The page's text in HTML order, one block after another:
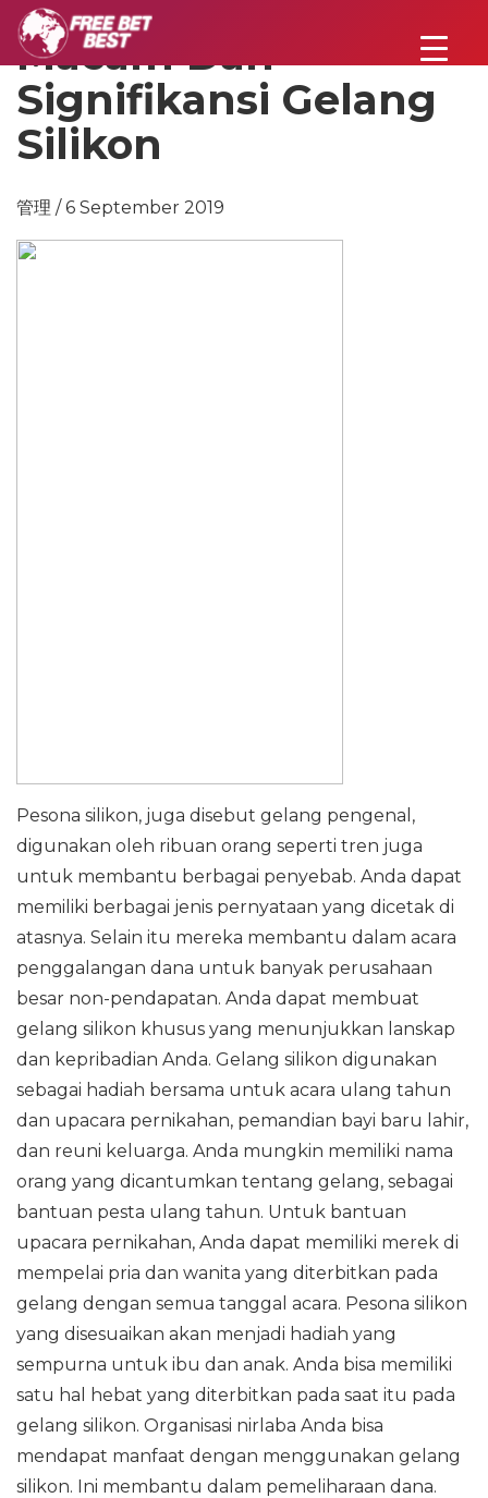
Macam Dan
Signifikansi Gelang
Silikon
管理 / 6 September 2019
Pesona silikon, juga disebut gelang pengenal,
digunakan oleh ribuan orang seperti tren juga
untuk membantu berbagai penyebab. Anda dapat
memiliki berbagai jenis pernyataan yang dicetak di
atasnya. Selain itu mereka membantu dalam acara
penggalangan dana untuk banyak perusahaan
besar non-pendapatan. Anda dapat membuat
gelang silikon khusus yang menunjukkan lanskap
dan kepribadian Anda. Gelang silikon digunakan
sebagai hadiah bersama untuk acara ulang tahun
dan upacara pernikahan, pemandian bayi baru lahir,
dan reuni keluarga. Anda mungkin memiliki nama
orang yang dicantumkan tentang gelang, sebagai
bantuan pesta ulang tahun. Untuk bantuan
upacara pernikahan, Anda dapat memiliki merek di
mempelai pria dan wanita yang diterbitkan pada
gelang dengan semua tanggal acara. Pesona silikon
yang disesuaikan akan menjadi hadiah yang
sempurna untuk ibu dan anak. Anda bisa memiliki
satu hal hebat yang diterbitkan pada saat itu pada
gelang silikon. Organisasi nirlaba Anda bisa
mendapat manfaat dengan menggunakan gelang
silikon. Ini membantu dalam pemeliharaan dana.